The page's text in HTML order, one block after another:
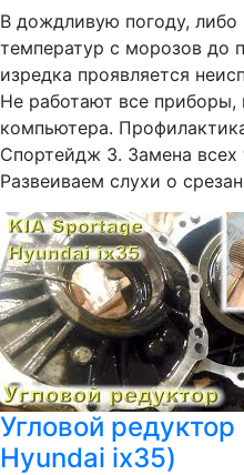
В дождливую погоду, либо
температур с морозов до
изредка проявляется
Не работают все приборы,
компьютера.
Спортейдж 3. Замена
Развеиваем слухи о
Угловой
Hyundai ix35)